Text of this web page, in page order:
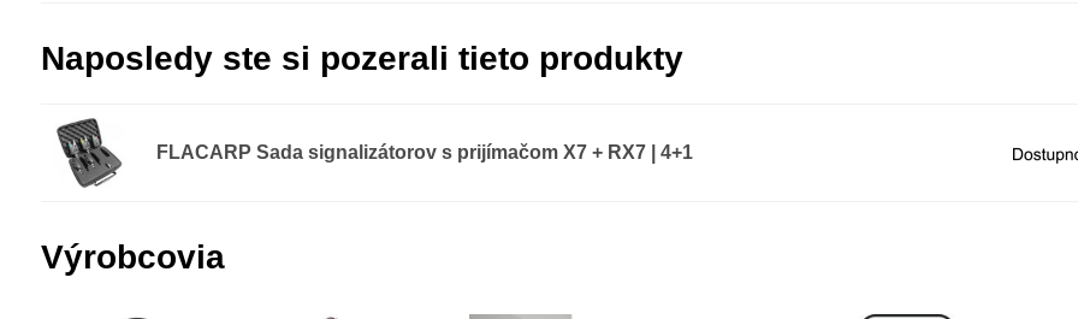
Naposledy ste si pozerali tieto produkty
FLACARP Sada signalizátorov s prijímačom X7 + RX7 | 4+1
Výrobcovia